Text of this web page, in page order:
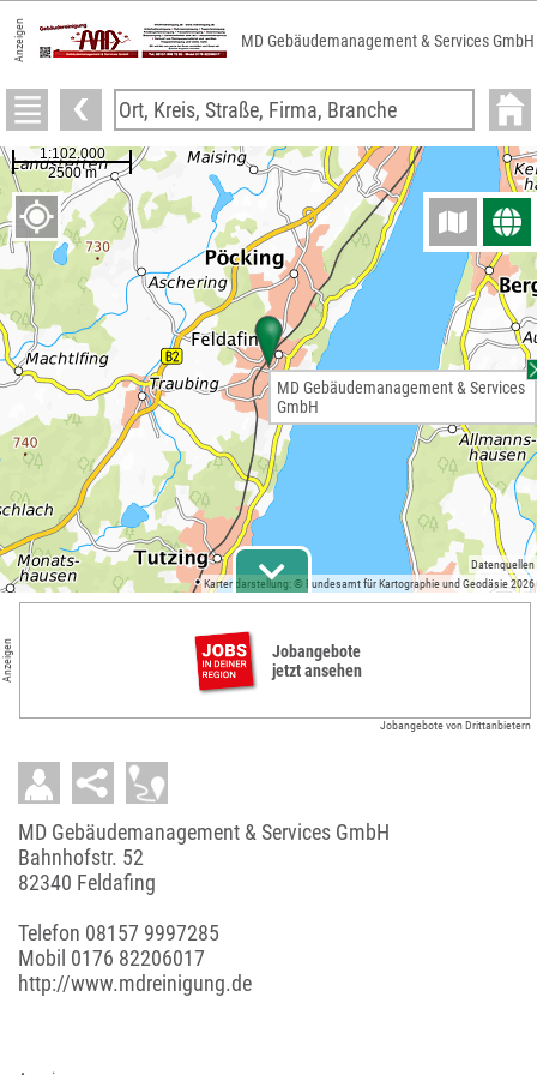
Anzeigen MD Gebäudemanagement & Services GmbH
Kartendarstellung: © Bundesamt für Kartographie und Geodäsie 2026
Datenquellen
MD Gebäudemanagement & Services
GmbH
Anzeigen
Jobangebote
jetzt ansehen
Jobangebote von Drittanbietern
MD Gebäudemanagement & Services GmbH
Bahnhofstr. 52
82340 Feldafing
Telefon 08157 9997285
Mobil 0176 82206017
http://www.mdreinigung.de